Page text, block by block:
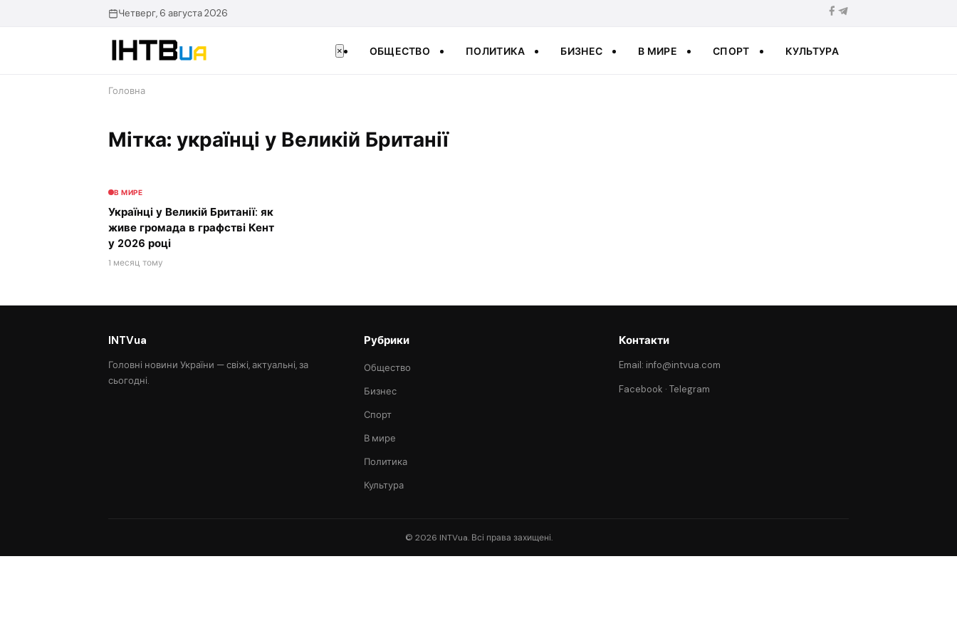
Четверг, 6 августа 2026
× ОБЩЕСТВО ПОЛИТИКА БИЗНЕС В МИРЕ СПОРТ КУЛЬТУРА
Головна
Мітка: українці у Великій Британії
В МИРЕ
Українці у Великій Британії: як
живе громада в графстві Кент
у 2026 році
1 месяц тому
INTVua
Головні новини України — свіжі, актуальні, за
сьогодні.
Рубрики
Общество
Бизнес
Спорт
В мире
Политика
Культура
Контакти
Email: info@intvua.com
Facebook ·Telegram
© 2026 INTVua. Всі права захищені.